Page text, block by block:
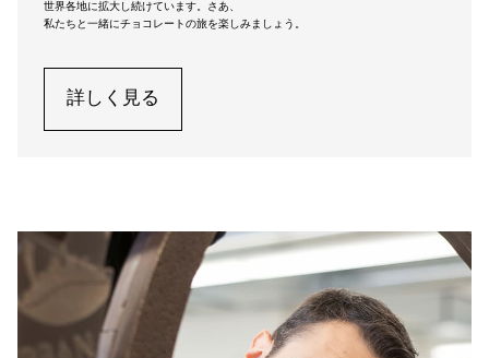
世界各地に拡大し続けています。さあ、
私たちと一緒にチョコレートの旅を楽しみましょう。
詳しく見る